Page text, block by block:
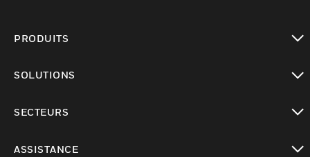
PRODUITS
SOLUTIONS
SECTEURS
ASSISTANCE